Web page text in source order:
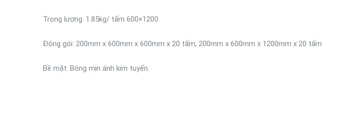
Trọng lượng: 1.85kg/ tấm 600×1200
Đóng gói: 200mm x 600mm x 600mm x 20 tấm, 200mm x 600mm x 1200mm x 20 tấm
Bề mặt: Bóng mịn ánh kim tuyến.